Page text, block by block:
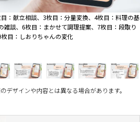
：献立相談、3枚目：分量変換、4枚目：料理の基
雑談、6枚目：まかせて調理提案、7枚目：段取り
目：しおりちゃんの変化
デザインや内容とは異なる場合があります。